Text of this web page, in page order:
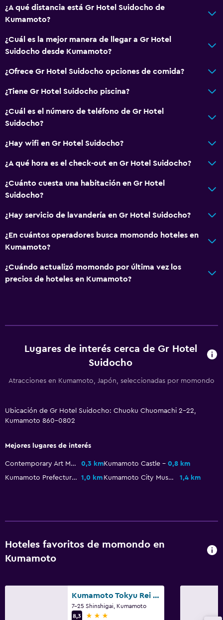
Comedor
Tetera eléctrica
Restaurante
Tetera
Nevera
Servicios y facilidades
Servicio de despertador
Instalaciones para reuniones
Acceso con llave
TV de pantalla plana
TV por cable o vía satélite
TV
Lavandería
Plancha para pantalones
Habitación
Escritorio
General
Estacionamiento y transporte
¿A qué distancia está Gr Hotel Suidocho de
Kumamoto?
¿Cuál es la mejor manera de llegar a Gr Hotel
Suidocho desde Kumamoto?
¿Ofrece Gr Hotel Suidocho opciones de comida?
¿Tiene Gr Hotel Suidocho piscina?
¿Cuál es el número de teléfono de Gr Hotel
Suidocho?
¿Hay wifi en Gr Hotel Suidocho?
¿A qué hora es el check-out en Gr Hotel Suidocho?
¿Cuánto cuesta una habitación en Gr Hotel
Suidocho?
¿Hay servicio de lavandería en Gr Hotel Suidocho?
¿En cuántos operadores busca momondo hoteles en
Kumamoto?
¿Cuándo actualizó momondo por última vez los
precios de hoteles en Kumamoto?
Lugares de interés cerca de Gr Hotel
Suidocho
Atracciones en Kumamoto, Japón, seleccionadas por momondo
Ubicación de Gr Hotel Suidocho: Chuoku Chuomachi 2-22,
Kumamoto 860-0802
Mejores lugares de interés
Contemporary Art Museum Kumamoto 0,3 kmKumamoto Castle
0,8 km
Kumamoto Prefectural Museum of Art
1,0 km Kumamoto City Museum 1,4 km
Hoteles favoritos de momondo en
Kumamoto
Kumamoto Tokyu Rei Hotel
7-25 Shinshigai, Kumamoto
8,3
3 estrellas